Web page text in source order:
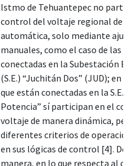
Istmo de Tehuantepec no
control del voltaje regional de
automática, solo mediante
manuales, como el caso de las
conectadas en la Subestación
(S.E.) “Juchitán Dos” (JUD); en
que están conectadas en la S.E.
Potencia” sí participan en el
voltaje de manera dinámica,
diferentes criterios de
en sus lógicas de control [4]. De
manera, en lo que respecta al